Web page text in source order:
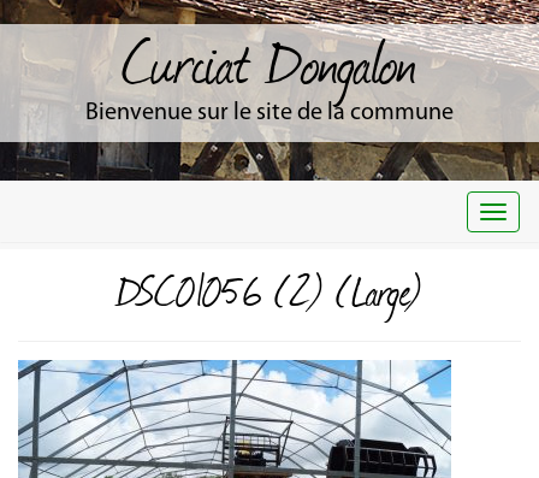
Curciat Dongalon
Bienvenue sur le site de la commune
DSC01056 (2) (Large)